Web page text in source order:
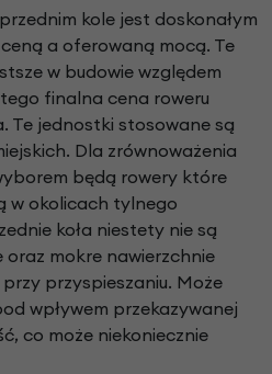
kole jest doskonałym
a oferowaną mocą. Te
w budowie względem
finalna cena roweru
Te jednostki stosowane są
Dla zrównoważenia
będą rowery które
w okolicach tylnego
koła niestety nie są
oraz mokre nawierzchnie
przyspieszaniu. Może
wpływem przekazywanej
co może niekoniecznie